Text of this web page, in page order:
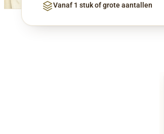
Vanaf 1 stuk of grote aantallen